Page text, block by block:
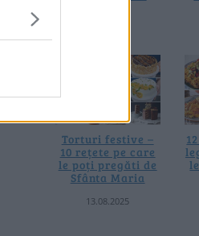
Torturi festive –
10 rețete pe care
le poți pregăti de
Sfânta Maria
13.08.2025